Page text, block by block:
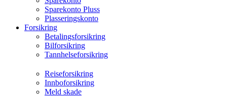
Sparekonto Pluss
Plasseringskonto
Forsikring
Betalingsforsikring
Bilforsikring
Tannhelseforsikring
Reiseforsikring
Innboforsikring
Meld skade